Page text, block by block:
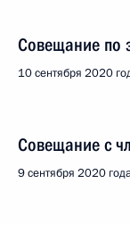
Совещание по
10 сентября 2020
Совещание с
9 сентября 2020